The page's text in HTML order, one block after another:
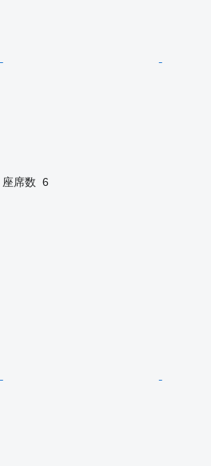
座席数 6